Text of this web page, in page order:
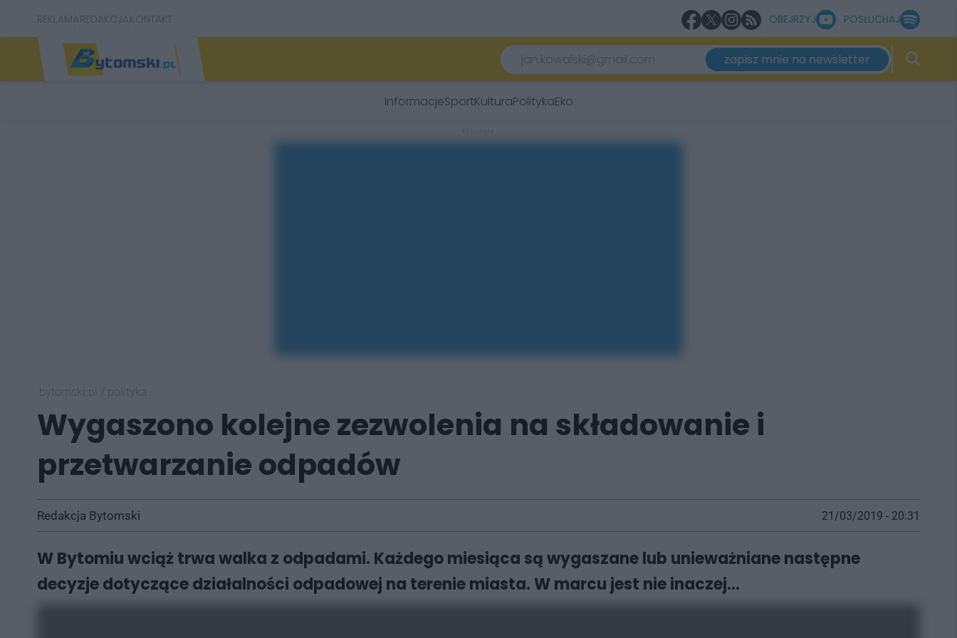
REKLAMAREDAKCJAKONTAKT OBEJRZYJ POSŁUCHAJ
zapisz mnie na newsletter
InformacjeSportKulturaPolitykaEko
Wygaszono kolejne zezwolenia na składowanie i
przetwarzanie odpadów
Redakcja Bytomski 21/03/2019 - 20:31
W Bytomiu wciąż trwa walka z odpadami. Każdego miesiąca są wygaszane lub unieważniane następne
decyzje dotyczące działalności odpadowej na terenie miasta. W marcu jest nie inaczej...